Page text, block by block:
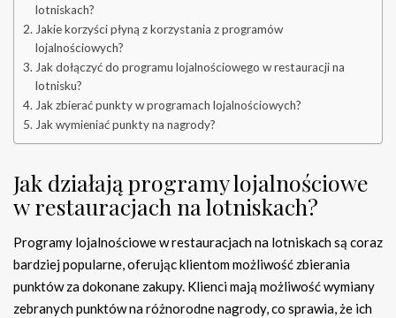
lotniskach?
Jakie korzyści płyną z korzystania z programów
lojalnościowych?
Jak dołączyć do programu lojalnościowego w restauracji na
lotnisku?
Jak zbierać punkty w programach lojalnościowych?
Jak wymieniać punkty na nagrody?
Jak działają programy lojalnościowe
w restauracjach na lotniskach?
Programy lojalnościowe w restauracjach na lotniskach są coraz
bardziej popularne, oferując klientom możliwość zbierania
punktów za dokonane zakupy. Klienci mają możliwość wymiany
zebranych punktów na różnorodne nagrody, co sprawia, że ich